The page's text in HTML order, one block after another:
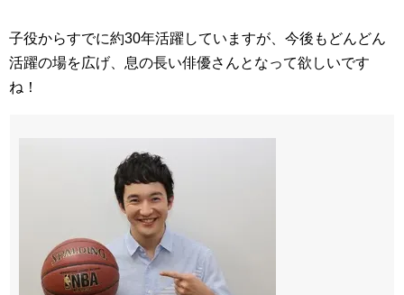
子役からすでに約30年活躍していますが、今後もどんどん
活躍の場を広げ、息の長い俳優さんとなって欲しいです
ね！